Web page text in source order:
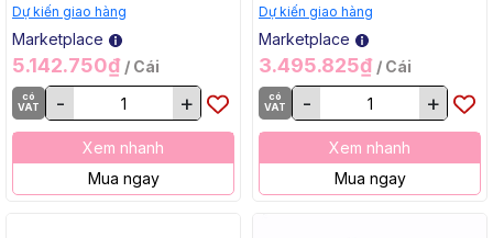
Dự kiến giao hàng
Marketplace
5.142.750₫ / Cái
có
VAT
- +
Xem nhanh
Mua ngay
SATA 51325
Dự kiến giao hàng
Marketplace
3.495.825₫ / Cái
có
VAT
- +
Xem nhanh
Mua ngay